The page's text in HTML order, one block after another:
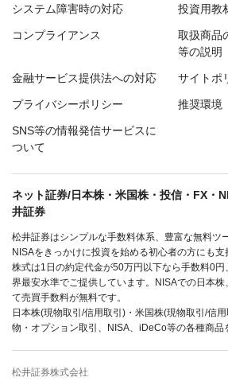
システム障害時の対応 投資用教
コンプライアンス
取扱商品
等の説明
金融サービス提供法への対応 サイトポ
プライバシーポリシー 推奨環境
SNS等の情報発信サービスに
ついて
ネット証券/日本株・米国株・投信・FX・
井証券
松井証券はシンプルな手数料体系、豊富な無料ツ
NISAをきっかけに投資を始める初心者の方にも支
株式は1日の約定代金が50万円以下なら手数料0
界最安水準でご提供しています。NISAでの日本
て売買手数料が無料です。
日本株(現物取引/信用取引)・米国株(現物取引/信
物・オプション取引、NISA、iDeCo等の各種商品
松井証券株式会社